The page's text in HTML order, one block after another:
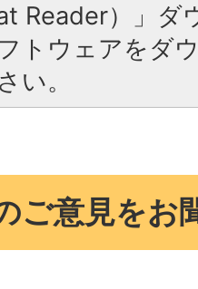
Reader）」ダ
トウェアをダ
い。
ご意見をお